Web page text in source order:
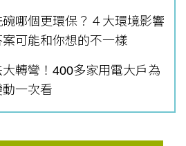
哪個更環保？４大環境影響
可能和你想的不一樣
轉彎！400多家用電大戶為
一次看